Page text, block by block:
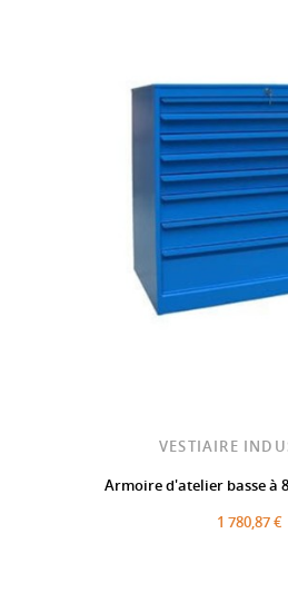
VESTIAIRE
Armoire d'atelier basse à
1 780,87 €